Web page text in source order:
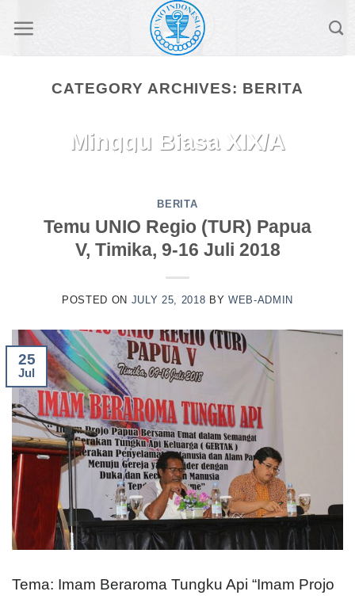
CATEGORY ARCHIVES: BERITA
Minggu Biasa XIX/A
14:22-33)
August 4, 2026
“TENANGLAH! INILAH AKU, JANGAN
TAKUT!”Rekan-rekan!Injil Minggu Biasa
XIX A ini (Mat 14:22-33) mengisahkan
CONTINUE READING
BERITA
Temu UNIO Regio (TUR) Papua
V, Timika, 9-16 Juli 2018
POSTED ON JULY 25, 2018 BYWEB-ADMIN
25
Jul
Tema: Imam Beraroma Tungku Api “Imam Projo